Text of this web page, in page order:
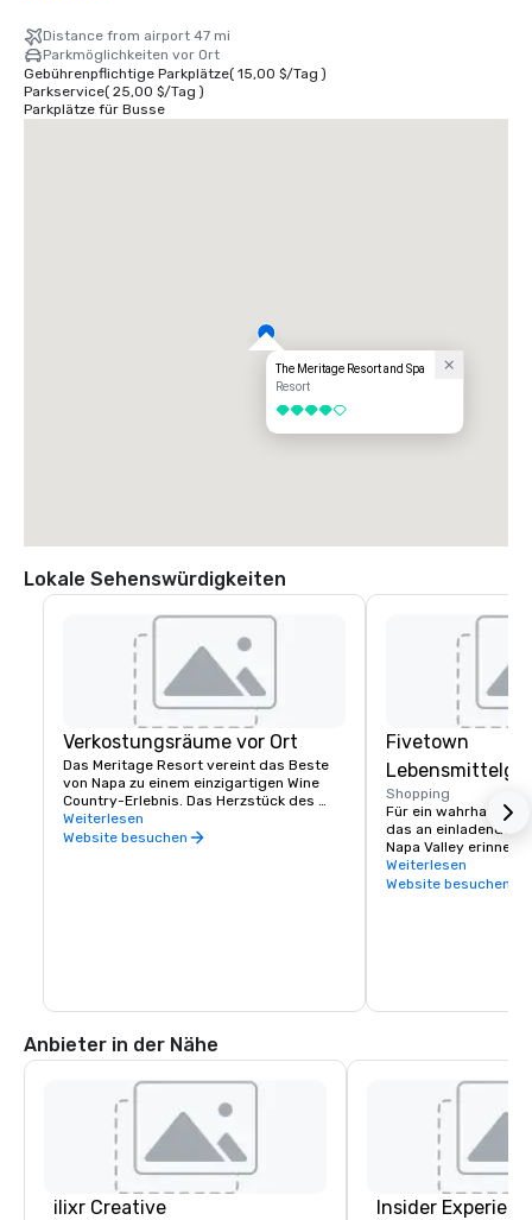
Kreuzung mit dem Highway 12 entfernt befindet, und folgen Sie der
Autobahn wieder.
• Biegen Sie rechts auf den Bordeaux Way ab
Die Lobby des Meritage Resorts befindet sich auf der rechten Seite.
Von Sacramento und dem Sacramento International Airport (SMF):
Distance from airport 47 mi
Parkmöglichkeiten vor Ort
Gebührenpflichtige Parkplätze( 15,00 $/Tag )
Parkservice( 25,00 $/Tag )
Parkplätze für Busse
The Meritage Resort and Spa
Resort
4 von 5
Lokale Sehenswürdigkeiten
Verkostungsräume vor Ort
Das Meritage Resort vereint das Beste
von Napa zu einem einzigartigen Wine
Country-Erlebnis. Das Herzstück des
Anwesens sind neun Verkostungsräume
mit den besten Boutique-Weingütern im
Weiterlesen
Website besuchen
Fivetown
Shopping
Für ein wahrhaft
das an einladende
Napa Valley
Grocery alles, was
Picknick auf unserer
Weiterlesen
Website besuchen
Anbieter in der Nähe
ilixr Creative Insider